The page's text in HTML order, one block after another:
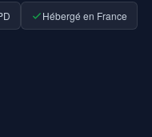
Hébergé en France